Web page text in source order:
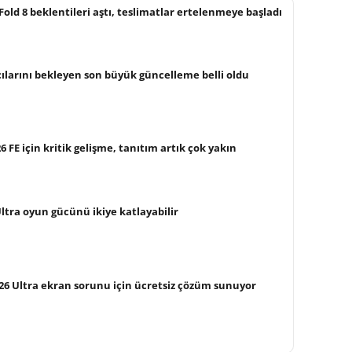
8 beklentileri aştı, teslimatlar ertelenmeye başladı
bekleyen son büyük güncelleme belli oldu
FE için kritik gelişme, tanıtım artık çok yakın
oyun gücünü ikiye katlayabilir
Ultra ekran sorunu için ücretsiz çözüm sunuyor